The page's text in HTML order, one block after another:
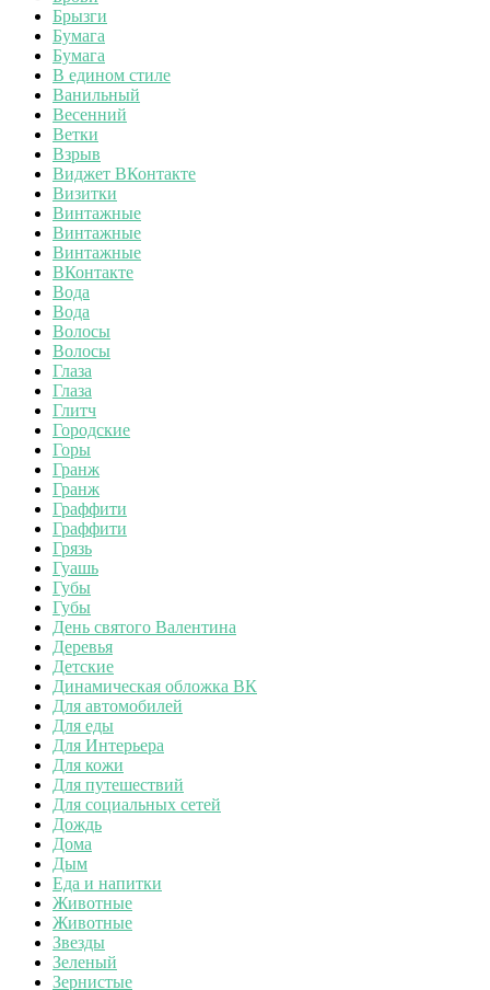
Брызги
Бумага
Бумага
В едином стиле
Ванильный
Весенний
Ветки
Взрыв
Виджет ВКонтакте
Визитки
Винтажные
Винтажные
Винтажные
ВКонтакте
Вода
Вода
Волосы
Волосы
Глаза
Глаза
Глитч
Городские
Горы
Гранж
Гранж
Граффити
Граффити
Грязь
Гуашь
Губы
Губы
День святого Валентина
Деревья
Детские
Динамическая обложка ВК
Для автомобилей
Для еды
Для Интерьера
Для кожи
Для путешествий
Для социальных сетей
Дождь
Дома
Дым
Еда и напитки
Животные
Животные
Звезды
Зеленый
Зернистые